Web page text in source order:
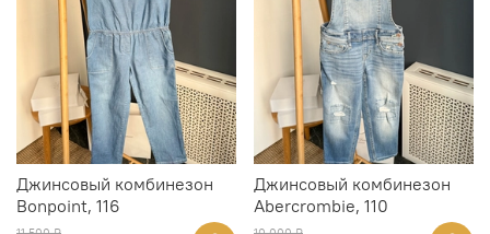
Джинсовый комбинезон
Bonpoint, 116
Джинсовый комбинезон
Abercrombie, 110